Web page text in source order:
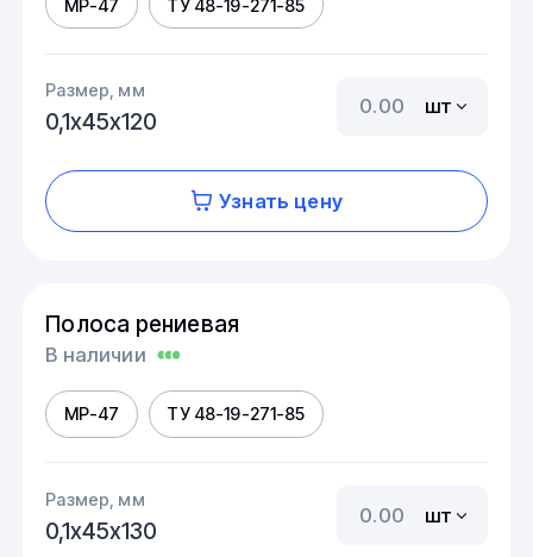
МР-47 ТУ 48-19-271-85
Размер, мм
0,1х45х120
шт
Узнать цену
Полоса рениевая
В наличии
МР-47 ТУ 48-19-271-85
Размер, мм
0,1х45х130
шт